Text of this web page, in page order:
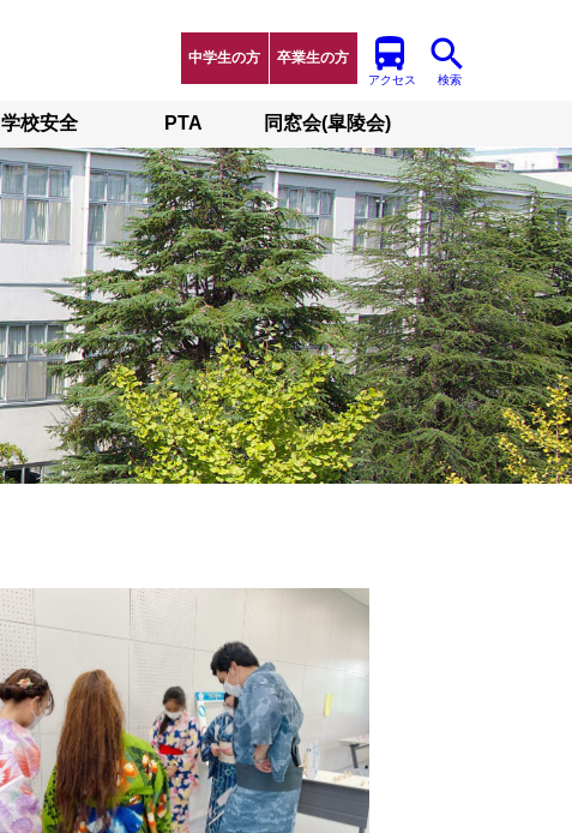
中学生の方 卒業生の方
アクセス 検索
学校安全 PTA 同窓会(皐陵会)